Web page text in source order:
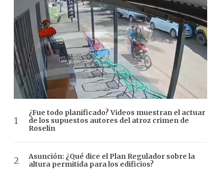
¿Fue todo planificado? Videos muestran el actuar
de los supuestos autores del atroz crimen de
Roselin
Asunción: ¿Qué dice el Plan Regulador sobre la
altura permitida para los edificios?